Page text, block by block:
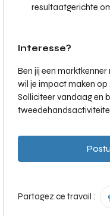
resultaatgerichte
Interesse?
Ben jij een
wil je impact maken op
Solliciteer vandaag en
Partagez ce travail :